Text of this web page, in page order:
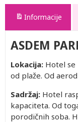
Informacije
ASDEM
Lokacija: Hotel se
od plaže. Od
Sadržaj: Hotel
kapaciteta. Od
porodičnih soba.